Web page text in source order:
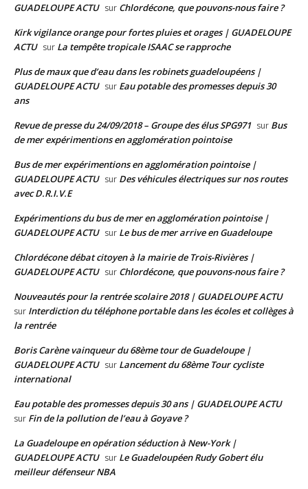
GUADELOUPE ACTU sur Chlordécone, que pouvons-nous faire ?
Kirk vigilance orange pour fortes pluies et orages | GUADELOUPE
ACTU sur La tempête tropicale ISAAC se rapproche
Plus de maux que d’eau dans les robinets guadeloupéens |
GUADELOUPE ACTU sur Eau potable des promesses depuis 30
ans
Revue de presse du 24/09/2018 – Groupe des élus SPG971 sur Bus
de mer expérimentions en agglomération pointoise
Bus de mer expérimentions en agglomération pointoise |
GUADELOUPE ACTU sur Des véhicules électriques sur nos routes
avec D.R.I.V.E
Expérimentions du bus de mer en agglomération pointoise |
GUADELOUPE ACTU sur Le bus de mer arrive en Guadeloupe
Chlordécone débat citoyen à la mairie de Trois-Rivières |
GUADELOUPE ACTU sur Chlordécone, que pouvons-nous faire ?
Nouveautés pour la rentrée scolaire 2018 | GUADELOUPE ACTU
sur Interdiction du téléphone portable dans les écoles et collèges à
la rentrée
Boris Carène vainqueur du 68ème tour de Guadeloupe |
GUADELOUPE ACTU sur Lancement du 68ème Tour cycliste
international
Eau potable des promesses depuis 30 ans | GUADELOUPE ACTU
sur Fin de la pollution de l’eau à Goyave ?
La Guadeloupe en opération séduction à New-York |
GUADELOUPE ACTU sur Le Guadeloupéen Rudy Gobert élu
meilleur défenseur NBA